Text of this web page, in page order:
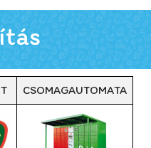
CSOMAGAUTOMATA